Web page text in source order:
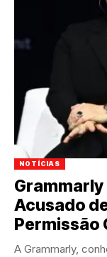
NOTÍCIAS
Grammarly
Acusado
Permissão
A Grammarly,